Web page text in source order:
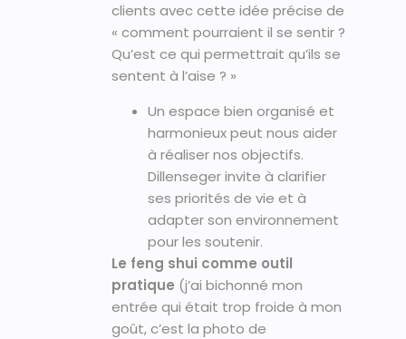
clients avec cette idée précise de
« comment pourraient il se sentir ?
Qu’est ce qui permettrait qu’ils se
sentent à l’aise ? »
Un espace bien organisé et
harmonieux peut nous aider
à réaliser nos objectifs.
Dillenseger invite à clarifier
ses priorités de vie et à
adapter son environnement
pour les soutenir.
Le feng shui comme outil
pratique (j’ai bichonné mon
entrée qui était trop froide à mon
goût, c’est la photo de